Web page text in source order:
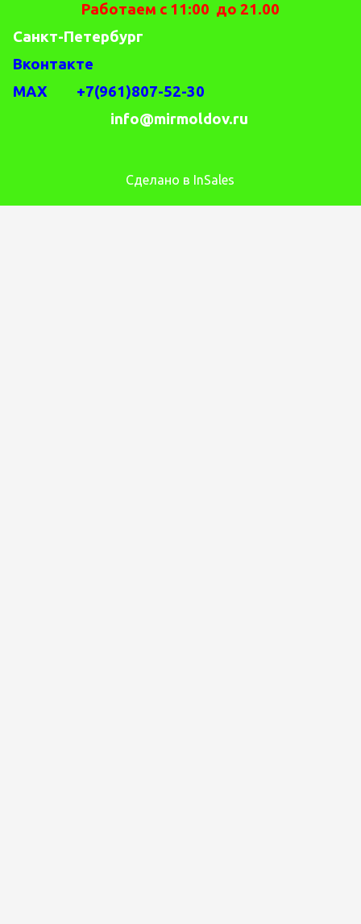
Работаем с 11:00 до 21.00
Санкт-Петербург
Вконтакте
MAX +7(961)807-52-30
info@mirmoldov.ru
Сделано в InSales